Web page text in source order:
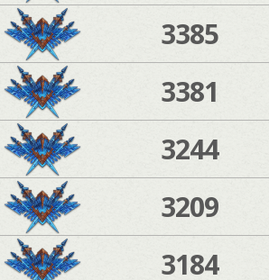
3385
3381
3244
3209
3184